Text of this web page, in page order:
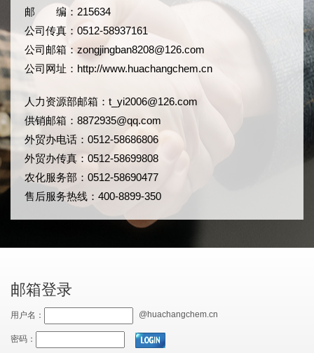
邮 编：215634
公司传真：0512-58937161
公司邮箱： zongjingban8208@126.com
公司网址： http://www.huachangchem.cn
人力资源部邮箱： t_yi2006@126.com
供销邮箱：8872935@qq.com
外贸办电话：0512-58686806
外贸办传真：0512-58699808
农化服务部：0512-58690477
售后服务热线：400-8899-350
邮箱登录
用户名： @huachangchem.cn
密码：